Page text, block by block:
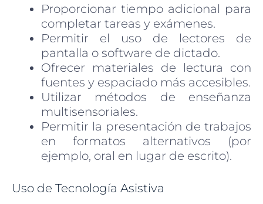
Proporcionar tiempo adicional para
completar tareas y exámenes.
Permitir el uso de lectores de
pantalla o software de dictado.
Ofrecer materiales de lectura con
fuentes y espaciado más accesibles.
Utilizar métodos de enseñanza
multisensoriales.
Permitir la presentación de trabajos
en formatos alternativos (por
ejemplo, oral en lugar de escrito).
Uso de Tecnología Asistiva